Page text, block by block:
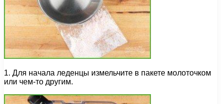
1. Для начала леденцы измельчите в пакете молоточком
или чем-то другим.